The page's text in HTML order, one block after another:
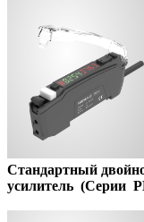
Стандартный
усилитель (Серии